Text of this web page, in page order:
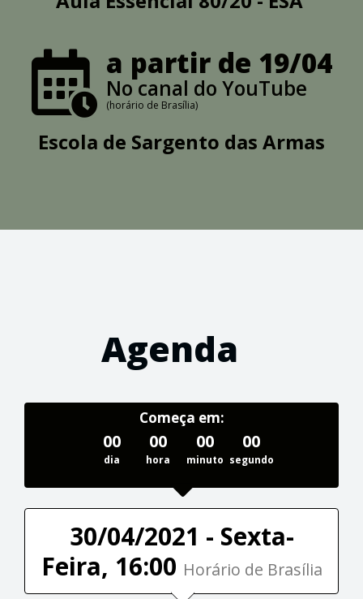
a partir de 19/04
No canal do YouTube
(horário de Brasília)
Escola de Sargento das Armas
Agenda
Começa em:
00
dia
00
hora
00
minuto
00
segundo
30/04/2021 - Sexta-
Feira, 16:00 Horário de Brasília